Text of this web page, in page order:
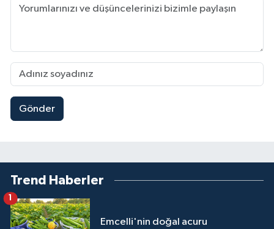
Gönder
Trend Haberler
Emcelli'nin doğal acuru